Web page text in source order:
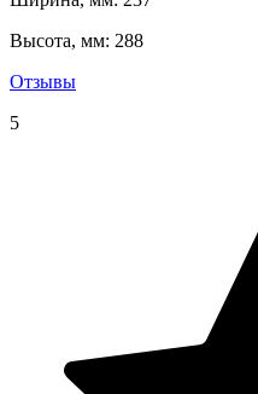
Высота, мм: 288
Отзывы
5